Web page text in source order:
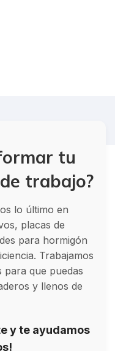
tu
trabajo?
lo último en
placas de
para hormigón
Trabajamos
que puedas
y llenos de
y te ayudamos